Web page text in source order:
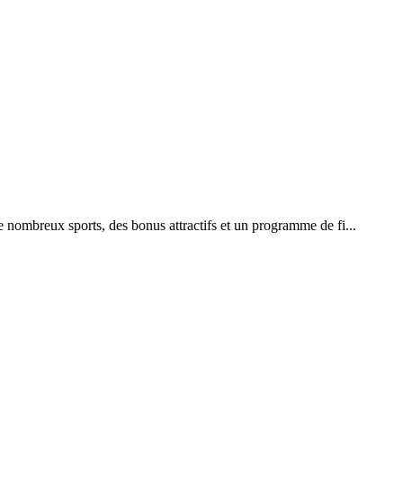
sports, des bonus attractifs et un programme de fi...